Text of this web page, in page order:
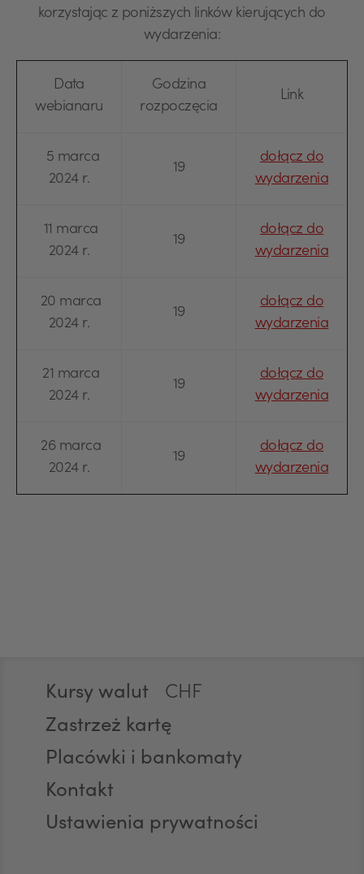
korzystając z poniższych linków kierujących do
wydarzenia:
Data
webianaru
Godzina
rozpoczęcia
Link
5 marca
2024 r.
19
dołącz do
wydarzenia
11 marca
2024 r.
19
dołącz do
wydarzenia
20 marca
2024 r.
19
dołącz do
wydarzenia
21 marca
2024 r.
19
dołącz do
wydarzenia
26 marca
2024 r.
19
dołącz do
wydarzenia
Kursy walut
USD
CHF
AED
AUD
Zastrzeż kartę
Placówki i bankomaty
Kontakt
Ustawienia prywatności